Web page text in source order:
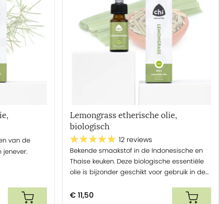
van de
jenever.
Lemongrass etherische olie,
biologisch
12 reviews
Bekende smaakstof in de Indonesische en
Thaise keuken. Deze biologische essentiële
olie is bijzonder geschikt voor gebruik in de
€ 11,50